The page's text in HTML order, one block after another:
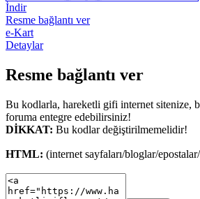
İndir
Resme bağlantı ver
e-Kart
Detaylar
Resme bağlantı ver
Bu kodlarla, hareketli gifi internet sitenize,
foruma entegre edebilirsiniz!
DİKKAT: Bu kodlar değiştirilmemelidir!
HTML: (internet sayfaları/bloglar/